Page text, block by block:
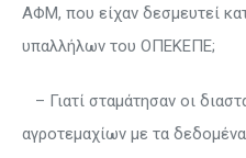
ΑΦΜ, που είχαν δεσμευτεί
υπαλλήλων του ΟΠΕΚΕΠΕ;
– Γιατί σταμάτησαν οι
αγροτεμαχίων με τα